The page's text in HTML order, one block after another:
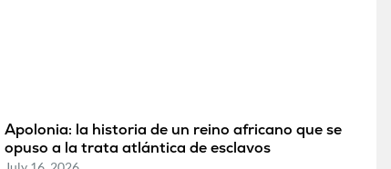
Apolonia: la historia de un reino africano que se
opuso a la trata atlántica de esclavos